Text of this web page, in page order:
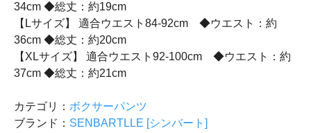
34cm ◆総丈：約19cm
【Lサイズ】 適合ウエスト84-92cm ◆ウエスト：約
36cm ◆総丈：約20cm
【XLサイズ】 適合ウエスト92-100cm ◆ウエスト：約
37cm ◆総丈：約21cm
カテゴリ： ボクサーパンツ
ブランド： SENBARTLLE [シンバート]